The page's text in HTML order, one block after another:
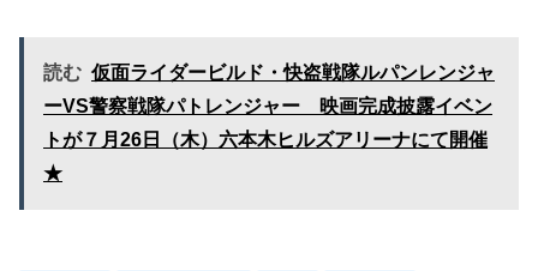
読む 仮面ライダービルド・快盗戦隊ルパンレンジャ
ーVS警察戦隊パトレンジャー 映画完成披露イベン
トが７月26日（木）六本木ヒルズアリーナにて開催
★